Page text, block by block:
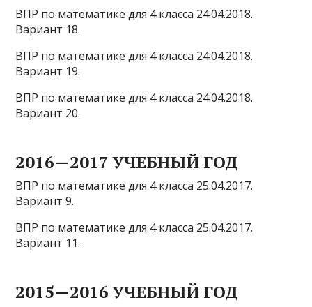
ВПР по математике для 4 класса 24.04.2018.
Вариант 18.
ВПР по математике для 4 класса 24.04.2018.
Вариант 19.
ВПР по математике для 4 класса 24.04.2018.
Вариант 20.
2016—2017 УЧЕБНЫЙ ГОД
ВПР по математике для 4 класса 25.04.2017.
Вариант 9.
ВПР по математике для 4 класса 25.04.2017.
Вариант 11.
2015—2016 УЧЕБНЫЙ ГОД